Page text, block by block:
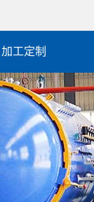
加工定制